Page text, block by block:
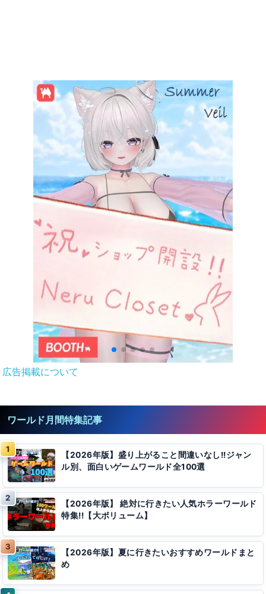
広告掲載について
ワールド月間特集記事
【2026年版】盛り上がること間違いなし!!ジャン
ル別、面白いゲームワールド全100選
【2026年版】 絶対に行きたい人気ホラーワールド
特集!!【大ボリューム】
【2026年版】夏に行きたいおすすめワールドまと
め